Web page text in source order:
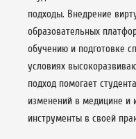
подходы. Внедрение
образовательных
обучению и подготовке
условиях
подход помогает
изменений в медицине и
инструменты в своей